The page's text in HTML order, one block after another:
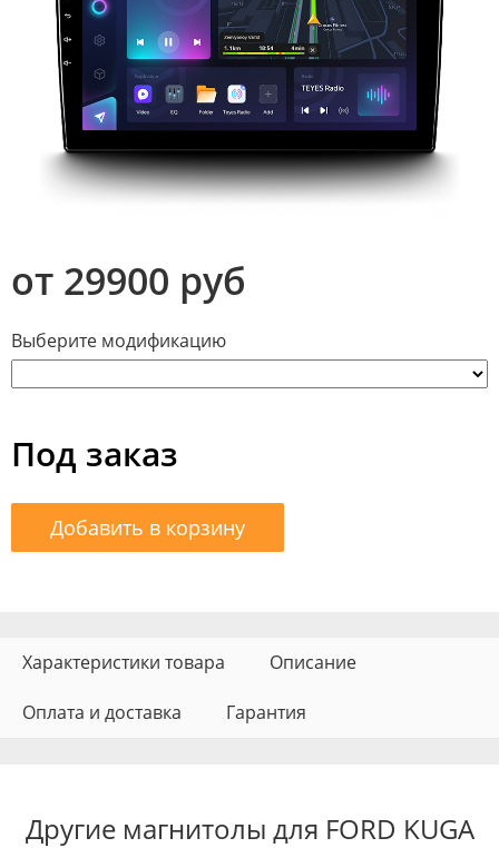
от 29900 руб
Выберите модификацию
Под заказ
Добавить в корзину
Характеристики товара Описание
Оплата и доставка Гарантия
Другие магнитолы для FORD KUGA